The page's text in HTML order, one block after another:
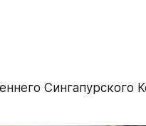
Сингапурского